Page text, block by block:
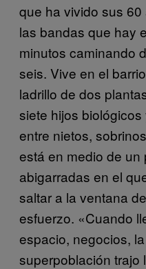
que ha vivido sus
las bandas que hay
minutos caminando
seis. Vive en el
ladrillo de dos
siete hijos
entre nietos,
está en medio de
abigarradas en el
saltar a la ventana
esfuerzo. «Cuando
espacio, negocios,
superpoblación trajo